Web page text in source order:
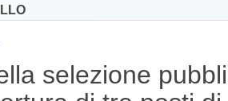
selezione